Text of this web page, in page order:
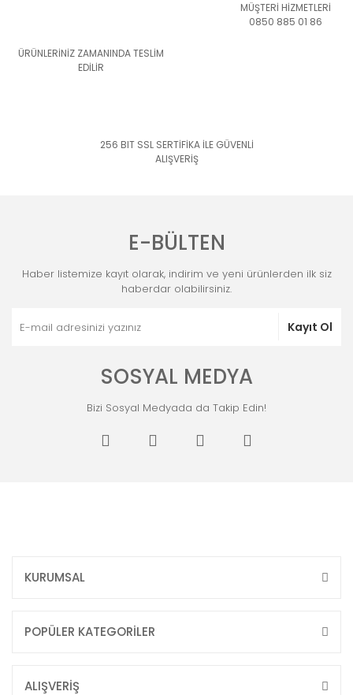
ÜRÜNLERİNİZ ZAMANINDA TESLİM
EDİLİR
MÜŞTERİ HİZMETLERİ
0850 885 01 86
256 BIT SSL SERTİFİKA İLE GÜVENLİ
ALIŞVERİŞ
E-BÜLTEN
Haber listemize kayıt olarak, indirim ve yeni ürünlerden ilk siz
haberdar olabilirsiniz.
Kayıt Ol
SOSYAL MEDYA
Bizi Sosyal Medyada da Takip Edin!
KURUMSAL
POPÜLER KATEGORİLER
ALIŞVERİŞ